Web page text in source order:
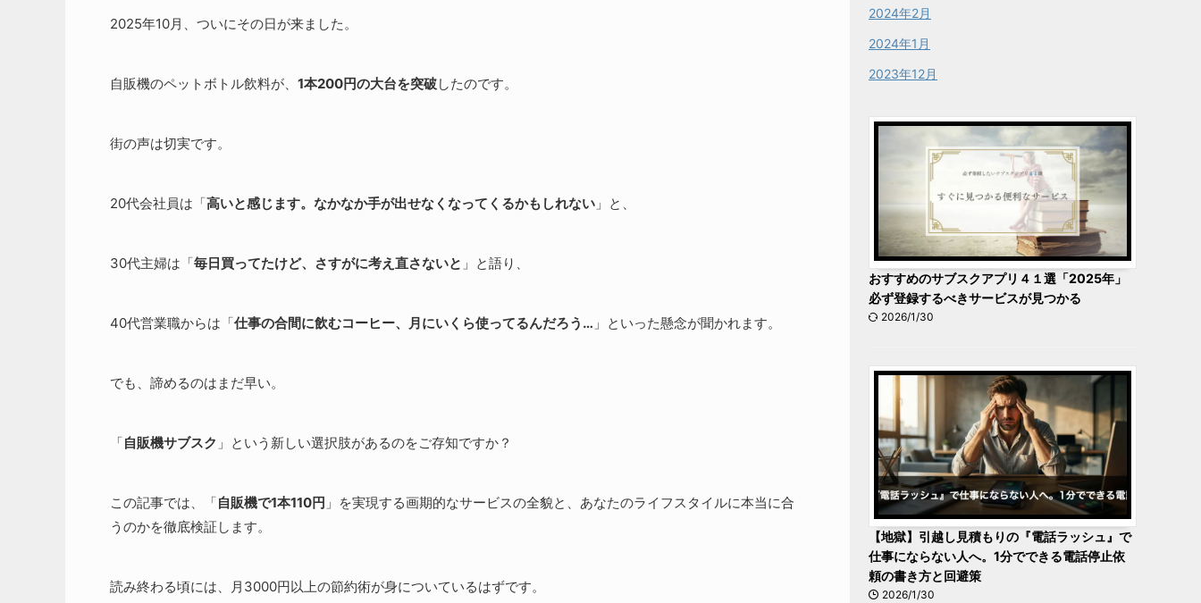
2025年10月、ついにその日が来ました。
自販機のペットボトル飲料が、 1本200円の大台を突破したのです。
街の声は切実です。
20代会社員は「高いと感じます。なかなか手が出せなくなってくるかもしれない 」と、
30代主婦は「毎日買ってたけど、さすがに考え直さないと 」と語り、
40代営業職からは「仕事の合間に飲むコーヒー、月にいくら使ってるんだろう… 」といった懸念が聞かれます。
でも、諦めるのはまだ早い。
「自販機サブスク 」という新しい選択肢があるのをご存知ですか？
この記事では、「自販機で1本110円 」を実現する画期的なサービスの全貌と、あなたのライフスタイルに本当に合
うのかを徹底検証します。
読み終わる頃には、月3000円以上の節約術が身についているはずです。
2024年2月
2024年1月
2023年12月
おすすめのサブスクアプリ４１選「2025年」
必ず登録するべきサービスが見つかる
2026/1/30
【地獄】引越し見積もりの『電話ラッシュ』で
仕事にならない人へ。1分でできる電話停止依
頼の書き方と回避策
2026/1/30